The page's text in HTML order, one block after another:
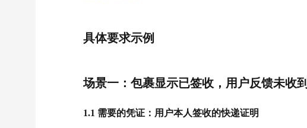
具体要求示例
场景一：包裹显示已签收，用户反馈未收到
1.1 需要的凭证：用户本人签收的快递证明